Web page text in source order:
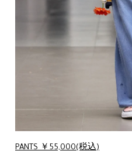
PANTS ￥55,000(税込)